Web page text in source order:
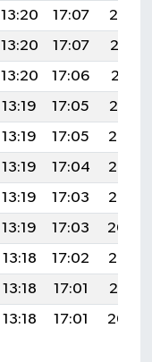
13:20 17:07
20:14
13:20 17:07
20:12
13:20 17:06
20:11
13:19 17:05
20:10
13:19 17:05
20:08
13:19 17:04
20:07
13:19 17:03
20:06
13:19 17:03
20:04
13:18 17:02
20:03
13:18 17:01
20:01
13:18 17:01 20:00